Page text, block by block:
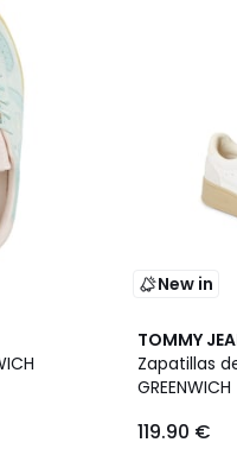
New in
TOMMY
Zapatillas
GREENWICH
119.90 €